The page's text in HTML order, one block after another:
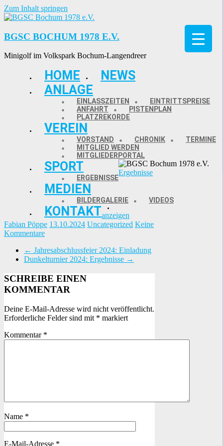
Zum Inhalt springen
BGSC BOCHUM 1978 E.V.
Minigolf im Volkspark Bochum-Langendreer
HOME
NEWS
ANLAGE
EINLASSZEITEN
EINTRITTSPREISE
ANFAHRT
PISTENPLAN
PLATZREKORDE
VEREIN
VORSTAND CHRONIK
TERMINE
MITGLIED WERDEN
MITGLIEDERPORTAL
SPORT
ERGEBNISSE
MEDIEN
BILDERGALERIE VIDEOS
KONTAKT
Ergebnisse
anzeigen
Fabian Pöppe 13.10.2024 Uncategorized Keine
Kommentare
← Jahresabschlussfeier 2024: Einladung
Dunkelturnier 2024: Ergebnisse →
SCHREIBE EINEN
KOMMENTAR
Deine E-Mail-Adresse wird nicht veröffentlicht.
Erforderliche Felder sind mit * markiert
Kommentar *
Name *
E-Mail-Adresse *